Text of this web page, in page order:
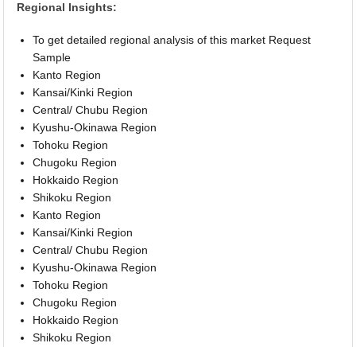
Regional Insights:
To get detailed regional analysis of this market Request
Sample
Kanto Region
Kansai/Kinki Region
Central/ Chubu Region
Kyushu-Okinawa Region
Tohoku Region
Chugoku Region
Hokkaido Region
Shikoku Region
Kanto Region
Kansai/Kinki Region
Central/ Chubu Region
Kyushu-Okinawa Region
Tohoku Region
Chugoku Region
Hokkaido Region
Shikoku Region